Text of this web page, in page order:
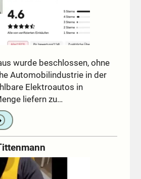
wurde beschlossen, ohne
Automobilindustrie in der
Elektroautos in
liefern zu…